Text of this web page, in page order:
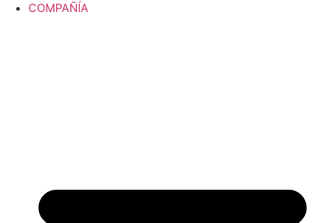
COMPAÑÍA